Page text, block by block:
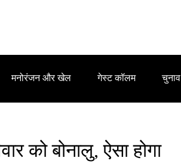
मनोरंजन और खेल गेस्ट कॉलम चुनाव
को बोनालु, ऐसा होगा